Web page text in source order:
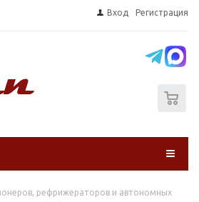
Вход Регистрация
рефрижераторов и автономных